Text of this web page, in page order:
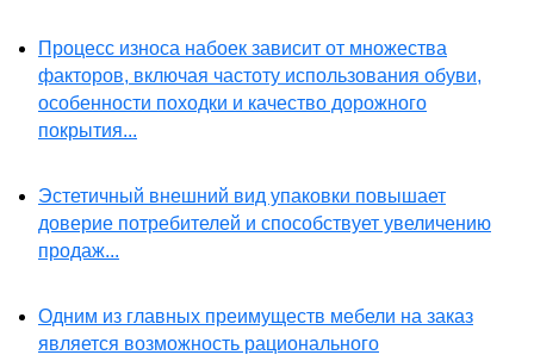
Процесс износа набоек зависит от множества
факторов, включая частоту использования обуви,
особенности походки и качество дорожного
покрытия...
Эстетичный внешний вид упаковки повышает
доверие потребителей и способствует увеличению
продаж...
Одним из главных преимуществ мебели на заказ
является возможность рационального